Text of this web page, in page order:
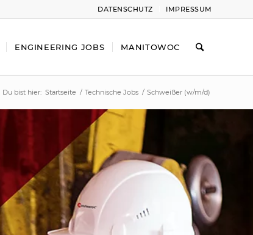
DATENSCHUTZ IMPRESSUM
ENGINEERING JOBS MANITOWOC
Du bist hier: Startseite / Technische Jobs / Schweißer (w/m/d)